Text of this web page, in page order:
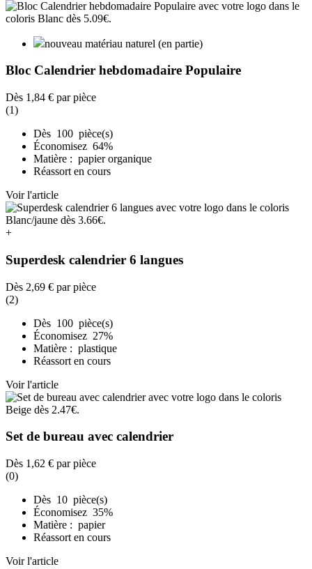
nouveau matériau naturel (en partie)
Bloc Calendrier hebdomadaire Populaire
Dès 1,84 € par pièce
(1)
Dès 100 pièce(s)
Économisez 64%
Matière : papier organique
Réassort en cours
Voir l'article
+
Superdesk calendrier 6 langues
Dès 2,69 € par pièce
(2)
Dès 100 pièce(s)
Économisez 27%
Matière : plastique
Réassort en cours
Voir l'article
Set de bureau avec calendrier
Dès 1,62 € par pièce
(0)
Dès 10 pièce(s)
Économisez 35%
Matière : papier
Réassort en cours
Voir l'article